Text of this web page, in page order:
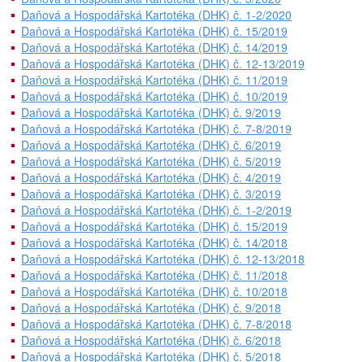
Daňová a Hospodářská Kartotéka (DHK) č. 1-2/2020
Daňová a Hospodářská Kartotéka (DHK) č. 15/2019
Daňová a Hospodářská Kartotéka (DHK) č. 14/2019
Daňová a Hospodářská Kartotéka (DHK) č. 12-13/2019
Daňová a Hospodářská Kartotéka (DHK) č. 11/2019
Daňová a Hospodářská Kartotéka (DHK) č. 10/2019
Daňová a Hospodářská Kartotéka (DHK) č. 9/2019
Daňová a Hospodářská Kartotéka (DHK) č. 7-8/2019
Daňová a Hospodářská Kartotéka (DHK) č. 6/2019
Daňová a Hospodářská Kartotéka (DHK) č. 5/2019
Daňová a Hospodářská Kartotéka (DHK) č. 4/2019
Daňová a Hospodářská Kartotéka (DHK) č. 3/2019
Daňová a Hospodářská Kartotéka (DHK) č. 1-2/2019
Daňová a Hospodářská Kartotéka (DHK) č. 15/2019
Daňová a Hospodářská Kartotéka (DHK) č. 14/2018
Daňová a Hospodářská Kartotéka (DHK) č. 12-13/2018
Daňová a Hospodářská Kartotéka (DHK) č. 11/2018
Daňová a Hospodářská Kartotéka (DHK) č. 10/2018
Daňová a Hospodářská Kartotéka (DHK) č. 9/2018
Daňová a Hospodářská Kartotéka (DHK) č. 7-8/2018
Daňová a Hospodářská Kartotéka (DHK) č. 6/2018
Daňová a Hospodářská Kartotéka (DHK) č. 5/2018